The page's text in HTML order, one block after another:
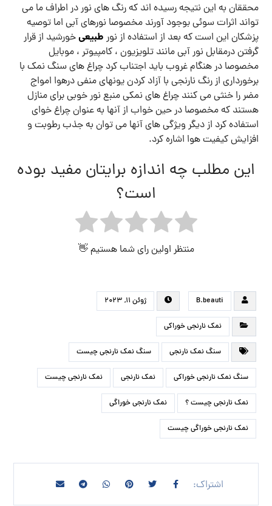
محققان به این نتیجه رسیده اند که رنگ های نور در اطراف ما می
تواند اثرات سوئی بوجود آورند مخصوصا نورهای آبی اما توصیه
پزشکان این است که بعد از استفاده از نور طبیعیخورشید از قرار
گرفتن درمقابل نور آبی مانند تلویزیون ، کامپیوتر ، موبایل
مخصوصا در هنگام غروب باید اجتناب کرد چراغ های سنگ نمک با
برخورداری از رنگ نارنجی با آزاد کردن یونهای منفی درهوا امواج
مضر را خنثی می کنند چراغ های نمکی منبع نور خوبی برای منازل
هستند که مخصوصا در حین خواب از آنها به عنوان چراغ خوای
استفاده کرد از دیگر ویژگی های آنها می توان به جذب رطوبت و
افزایش کیفیت هوا اشاره کرد.
این مطلب چه اندازه برایتان مفید بوده
است؟
منتظر اولین رای شما هستیم 👋
B.beauti ژوئن ۱۱, ۲۰۲۳
نمک نارنجی خوراکی
سنگ نمک نارنجی سنگ نمک نارنجی چیست
سنگ نمک نارنجی خوراکی نمک نارنجی نمک نارنجی چیست
نمک نارنجی چیست ؟ نمک نارنجی خوراگی
نمک نارنجی خوراگی چیست